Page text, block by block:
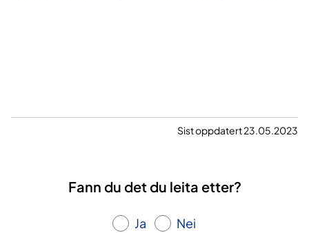
Sist oppdatert 23.05.2023
Fann du det du leita etter?
Ja Nei